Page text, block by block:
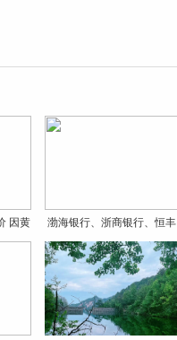
因黄
渤海银行、浙商银行、恒丰
银